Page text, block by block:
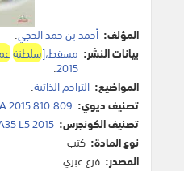
المؤلف: أحمد بن حمد الحجي.
بيانات النشر: مسقط،[سلطنة
2015
.
المواضيع: التراجم الذاتية.
تصنيف ديوي: 810.809 L.A 2015.
تصنيف الكونجرس: L5 2015
نوع المادة: كتب
المصدر: فرع عبري